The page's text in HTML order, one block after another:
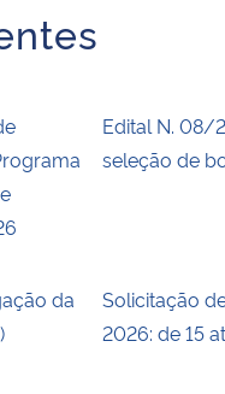
Edital N. 08/
seleção de
da
Solicitação
2026: de 15